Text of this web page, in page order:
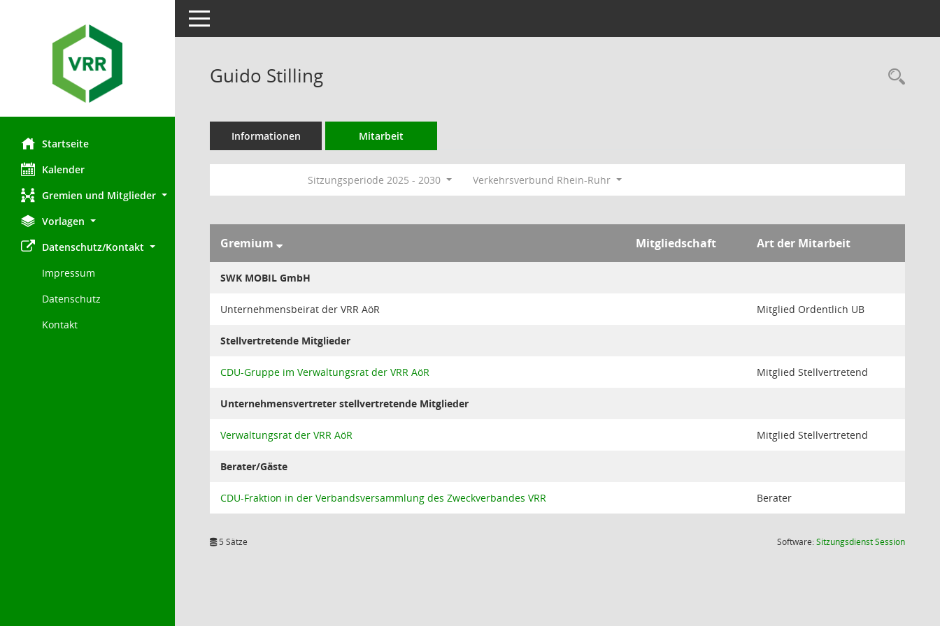
Startseite
Kalender
Gremien und Mitglieder
Vorlagen
Datenschutz/Kontakt
Impressum
Datenschutz
Kontakt
Toggle navigation
Guido Stilling
Informationen Mitarbeit
Sitzungsperiode 2025 - 2030 Verkehrsverbund Rhein-Ruhr
Gremium Mitgliedschaft Art der Mitarbeit
SWK MOBIL GmbH
Unternehmensbeirat der VRR AöR Mitglied Ordentlich UB
Stellvertretende Mitglieder
CDU-Gruppe im Verwaltungsrat der VRR AöR Mitglied Stellvertretend
Unternehmensvertreter stellvertretende Mitglieder
Verwaltungsrat der VRR AöR Mitglied Stellvertretend
Berater/Gäste
CDU-Fraktion in der Verbandsversammlung des Zweckverbandes VRR Berater
5 Sätze Software:SitzungsdienstSession(Wird in